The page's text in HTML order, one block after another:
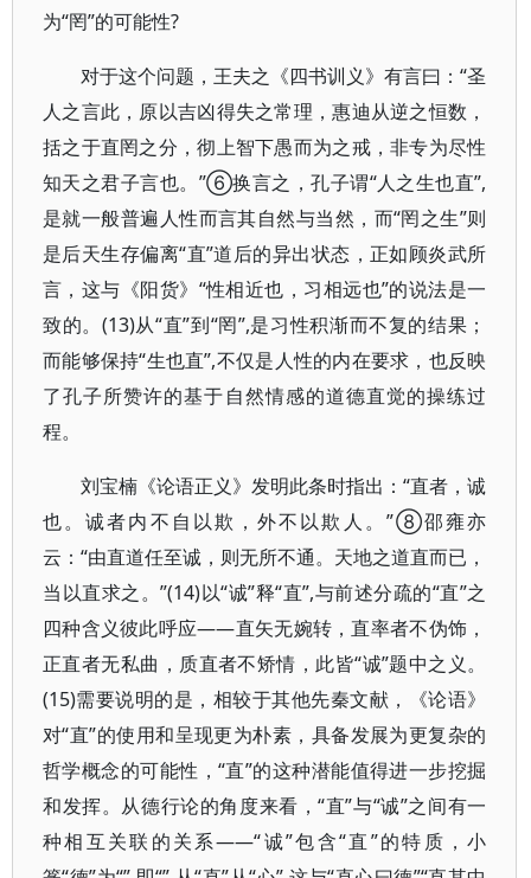
为“罔”的可能性?
对于这个问题，王夫之《四书训义》有言曰：“圣
人之言此，原以吉凶得失之常理，惠迪从逆之恒数，
括之于直罔之分，彻上智下愚而为之戒，非专为尽性
知天之君子言也。”⑥换言之，孔子谓“人之生也直”,
是就一般普遍人性而言其自然与当然，而“罔之生”则
是后天生存偏离“直”道后的异出状态，正如顾炎武所
言，这与《阳货》“性相近也，习相远也”的说法是一
致的。(13)从“直”到“罔”,是习性积渐而不复的结果；
而能够保持“生也直”,不仅是人性的内在要求，也反映
了孔子所赞许的基于自然情感的道德直觉的操练过
程。
刘宝楠《论语正义》发明此条时指出：“直者，诚
也。诚者内不自以欺，外不以欺人。”⑧邵雍亦
云：“由直道任至诚，则无所不通。天地之道直而已，
当以直求之。”(14)以“诚”释“直”,与前述分疏的“直”之
四种含义彼此呼应——直矢无婉转，直率者不伪饰，
正直者无私曲，质直者不矫情，此皆“诚”题中之义。
(15)需要说明的是，相较于其他先秦文献，《论语》
对“直”的使用和呈现更为朴素，具备发展为更复杂的
哲学概念的可能性，“直”的这种潜能值得进一步挖掘
和发挥。从德行论的角度来看，“直”与“诚”之间有一
种相互关联的关系——“诚”包含“直”的特质，小